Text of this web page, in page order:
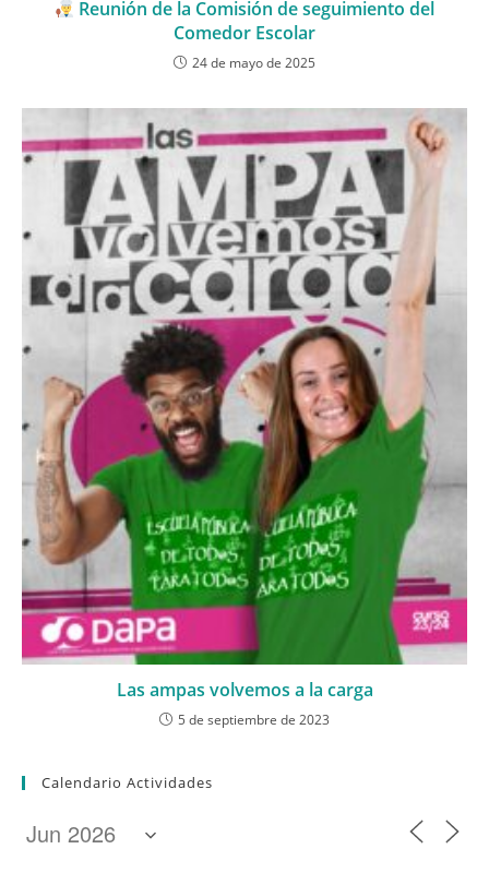
Reunión de la Comisión de seguimiento del
Comedor Escolar
24 de mayo de 2025
Las ampas volvemos a la carga
5 de septiembre de 2023
Calendario Actividades